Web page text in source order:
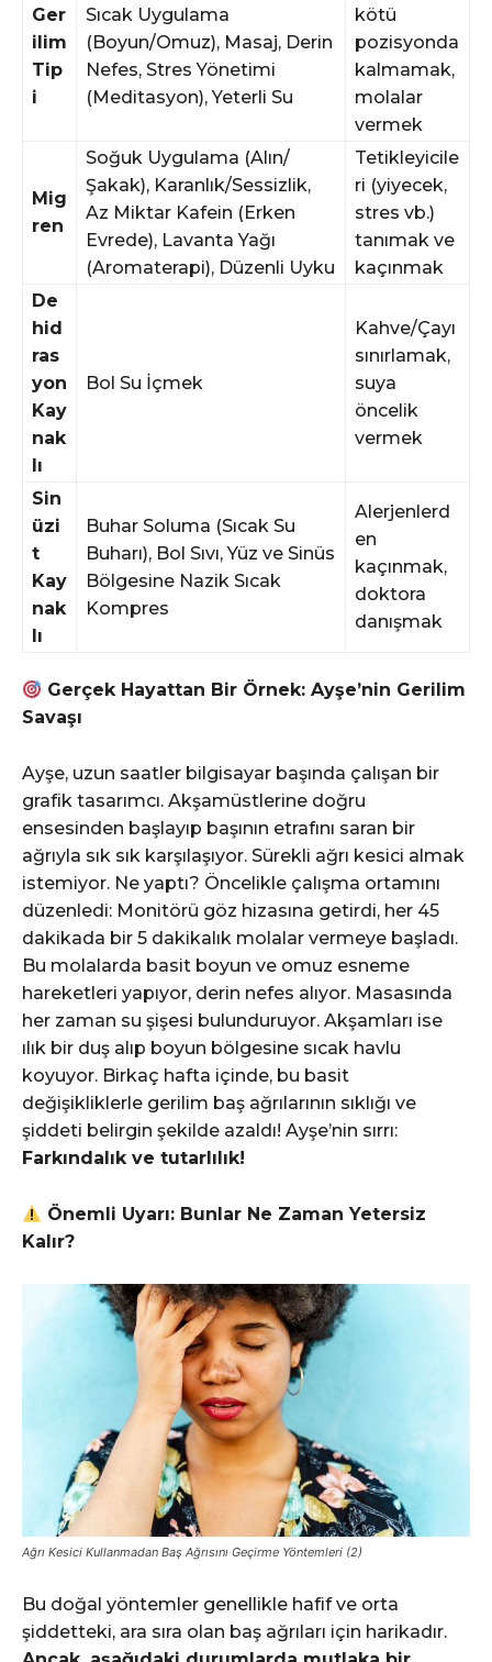
Ger
ilim
Tip
i
Sıcak Uygulama
(Boyun/Omuz), Masaj, Derin
Nefes, Stres Yönetimi
(Meditasyon), Yeterli Su
kötü
pozisyonda
kalmamak,
molalar
vermek
Mig
ren
Soğuk Uygulama (Alın/
Şakak), Karanlık/Sessizlik,
Az Miktar Kafein (Erken
Evrede), Lavanta Yağı
(Aromaterapi), Düzenli Uyku
Tetikleyicile
ri (yiyecek,
stres vb.)
tanımak ve
kaçınmak
De
hid
ras
yon
Kay
nak
lı
Bol Su İçmek
Kahve/Çayı
sınırlamak,
suya
öncelik
vermek
Sin
üzi
t
Kay
nak
lı
Buhar Soluma (Sıcak Su
Buharı), Bol Sıvı, Yüz ve Sinüs
Bölgesine Nazik Sıcak
Kompres
Alerjenlerd
en
kaçınmak,
doktora
danışmak
Gerçek Hayattan Bir Örnek: Ayşe’nin Gerilim
Savaşı
Ayşe, uzun saatler bilgisayar başında çalışan bir
grafik tasarımcı. Akşamüstlerine doğru
ensesinden başlayıp başının etrafını saran bir
ağrıyla sık sık karşılaşıyor. Sürekli ağrı kesici almak
istemiyor. Ne yaptı? Öncelikle çalışma ortamını
düzenledi: Monitörü göz hizasına getirdi, her 45
dakikada bir 5 dakikalık molalar vermeye başladı.
Bu molalarda basit boyun ve omuz esneme
hareketleri yapıyor, derin nefes alıyor. Masasında
her zaman su şişesi bulunduruyor. Akşamları ise
ılık bir duş alıp boyun bölgesine sıcak havlu
koyuyor. Birkaç hafta içinde, bu basit
değişikliklerle gerilim baş ağrılarının sıklığı ve
şiddeti belirgin şekilde azaldı! Ayşe’nin sırrı:
Farkındalık ve tutarlılık!
Önemli Uyarı: Bunlar Ne Zaman Yetersiz
Kalır?
Ağrı Kesici Kullanmadan Baş Ağrısını Geçirme Yöntemleri (2)
Bu doğal yöntemler genellikle hafif ve orta
şiddetteki, ara sıra olan baş ağrıları için harikadır.